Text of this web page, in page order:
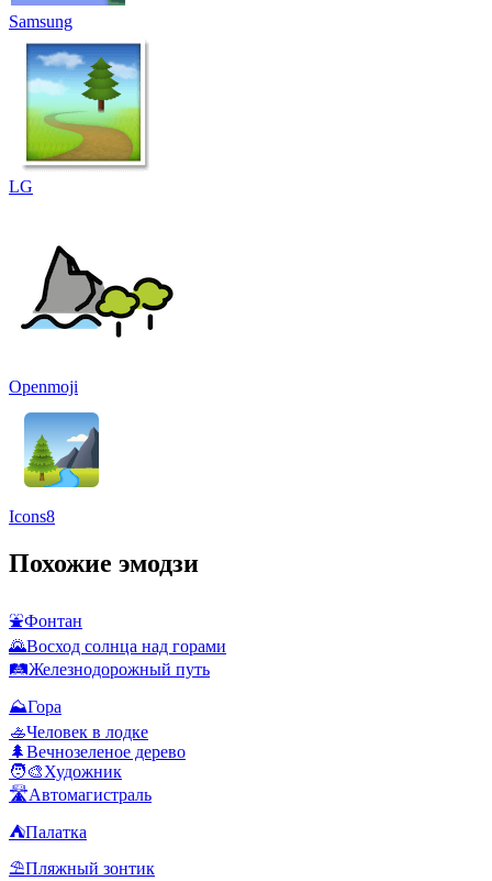
Samsung
LG
Openmoji
Icons8
Похожие эмодзи
⛲Фонтан
🌄Восход солнца над горами
🛤️Железнодорожный путь
⛰️Гора
🚣Человек в лодке
🌲Вечнозеленое дерево
🧑‍🎨Художник
🛣️Автомагистраль
⛺Палатка
⛱️Пляжный зонтик